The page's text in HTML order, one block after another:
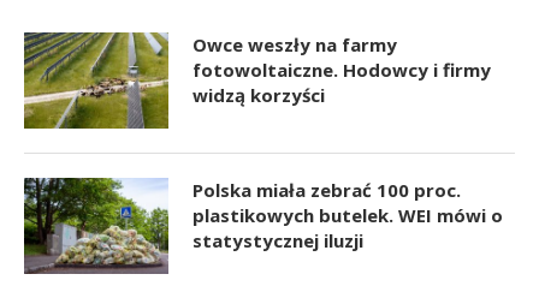
Owce weszły na farmy
fotowoltaiczne. Hodowcy i firmy
widzą korzyści
Polska miała zebrać 100 proc.
plastikowych butelek. WEI mówi o
statystycznej iluzji